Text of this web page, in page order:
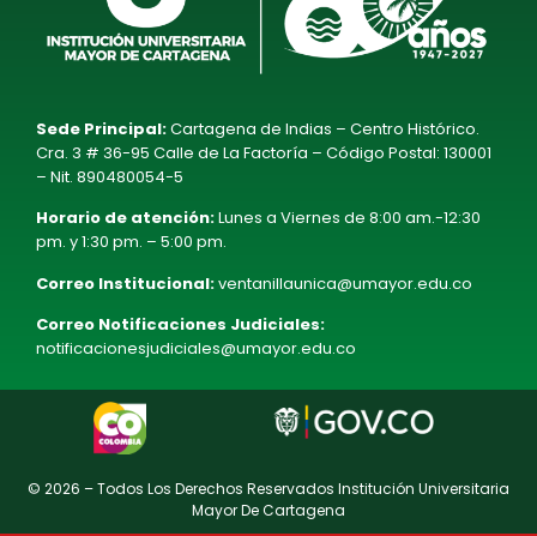
Sede Principal:Cartagena de Indias – Centro Histórico.
Cra. 3 # 36-95 Calle de La Factoría – Código Postal: 130001
– Nit. 890480054-5
Horario de atención:Lunes a Viernes de 8:00 am.-12:30
pm. y 1:30 pm. – 5:00 pm.
Correo Institucional:ventanillaunica@umayor.edu.co
Correo Notificaciones Judiciales:
notificacionesjudiciales@umayor.edu.co
© 2026 – Todos Los Derechos Reservados Institución Universitaria
Mayor De Cartagena